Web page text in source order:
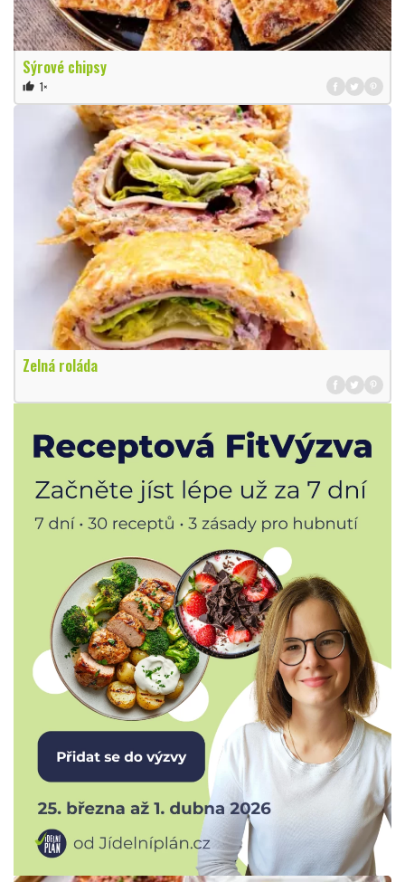
Sýrové chipsy
thumb_up 1×
Zelná roláda